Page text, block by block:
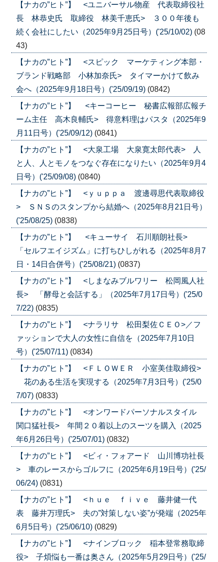
【ナカの”ヒト”】 <ユニバーサル物産 代表取締役社
長 林恭史氏 取締役 林美千恵氏> ３００年後も
続く会社にしたい（2025年9月25日号）('25/10/02) (08
43)
【ナカの”ヒト”】 <スピック マーケティング本部・
ブランド戦略部 小林加奈氏> タイマーかけて飲み
会へ（2025年9月18日号）('25/09/19) (0842)
【ナカの”ヒト”】 <キーコーヒー 秘書広報部広報チ
ーム主任 高木良輔氏> 得意料理はパスタ（2025年9
月11日号）('25/09/12) (0841)
【ナカの”ヒト”】 <大泉工場 大泉寛太郎代表> 人
と人、人とモノをつなぐ存在になりたい（2025年9月4
日号）('25/09/08) (0840)
【ナカの”ヒト”】 <ｙｕｐｐａ 渡邊尋思代表取締役
> ＳＮＳのスタンプから結婚へ（2025年8月21日号）
('25/08/25) (0838)
【ナカの”ヒト”】 <キューサイ 石川順朗社長>
「セルフエイジズム」に打ちひしがれる（2025年8月7
日・14日合併号）('25/08/21) (0837)
【ナカの”ヒト”】 <しまなみブルワリー 松岡風人社
長> 「酵母と会話する」（2025年7月17日号）('25/0
7/22) (0835)
【ナカの”ヒト”】 <ナラリサ 松田梨佐ＣＥＯ>／フ
ァッションで大人の女性に自信を（2025年7月10日
号）('25/07/11) (0834)
【ナカの”ヒト”】 <ＦＬＯＷＥＲ 小室美佳取締役>
花のある生活を実現する（2025年7月3日号）('25/0
7/07) (0833)
【ナカの”ヒト”】 <オンワードパーソナルスタイル
関口猛社長> 年間２０着以上のスーツを購入（2025
年6月26日号）('25/07/01) (0832)
【ナカの”ヒト”】 <ビィ・フォアード 山川博功社長
> 車のレースからゴルフに（2025年6月19日号）('25/
06/24) (0831)
【ナカの”ヒト”】 <ｈｕｅ ｆｉｖｅ 藤井健一代
表 藤井万理氏> 夫の”対策しない姿”が発端（2025年
6月5日号）('25/06/10) (0829)
【ナカの”ヒト”】 <ナインブロック 稲本登常務取締
役> 子煩悩も一番は奥さん（2025年5月29日号）('25/